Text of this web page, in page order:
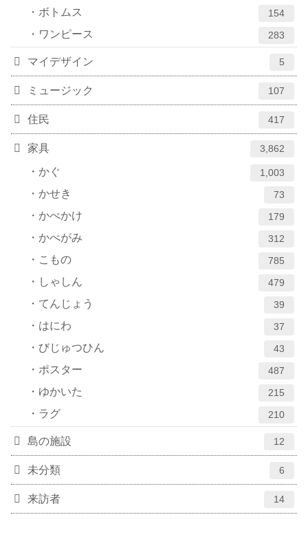
ボトムス 154
ワンピース 283
マイデザイン 5
ミュージック 107
住民 417
家具 3,862
かぐ 1,003
かせき 73
かべかけ 179
かべがみ 312
こもの 785
しゃしん 479
てんじょう 39
はにわ 37
びじゅつひん 43
ポスター 487
ゆかいた 215
ラグ 210
島の施設 12
未分類 6
来訪者 14